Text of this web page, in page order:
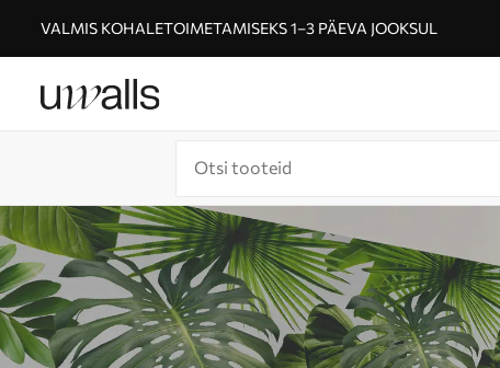
VALMIS KOHALETOIMETAMISEKS 1–3 PÄEVA JOOKSUL